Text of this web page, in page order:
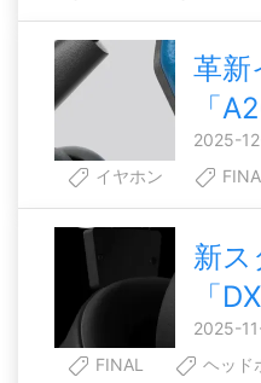
革新
「
2025-
イヤホン
新ス
「
2025-
FINAL
ヘッド